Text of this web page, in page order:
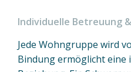
Individuelle Betreuung
Jede Wohngruppe wird
Bindung ermöglicht eine